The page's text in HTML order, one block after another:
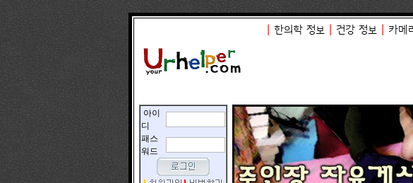
한의학 정보 건강 정보 카메
아이
디
패스
워드